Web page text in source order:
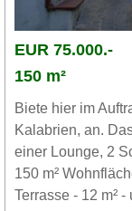
EUR 75.000.-
150 m²
Biete hier im
Kalabrien, an.
einer Lounge, 2
150 m²
Terrasse - 12 m²